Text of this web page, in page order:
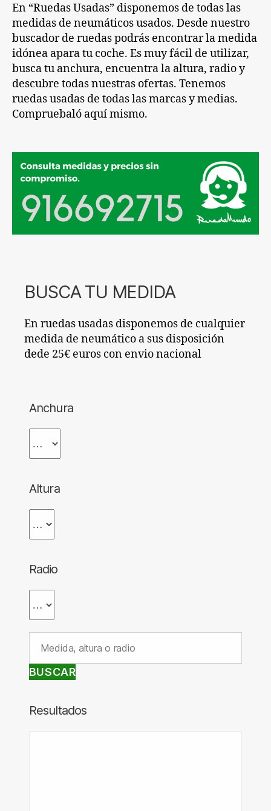
En “Ruedas Usadas” disponemos de todas las
medidas de neumáticos usados. Desde nuestro
buscador de ruedas podrás encontrar la medida
idónea apara tu coche. Es muy fácil de utilizar,
busca tu anchura, encuentra la altura, radio y
descubre todas nuestras ofertas. Tenemos
ruedas usadas de todas las marcas y medias.
Compruebaló aquí mismo.
BUSCA TU MEDIDA
En ruedas usadas disponemos de cualquier
medida de neumático a sus disposición
dede 25€ euros con envio nacional
Anchura
Altura
Radio
BUSCAR
Resultados